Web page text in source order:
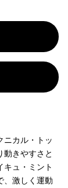
ニカル・トッ
きやすさと
ュ・ミント
、激しく運動